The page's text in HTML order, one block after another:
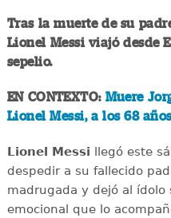
Tras la muerte de su
Lionel Messiviajó desde
sepelio.
EN CONTEXTO: Muere
Lionel Messi, a los 68
Lionel Messi llegó este
despedir a su fallecido
madrugada y dejó al
emocional que lo